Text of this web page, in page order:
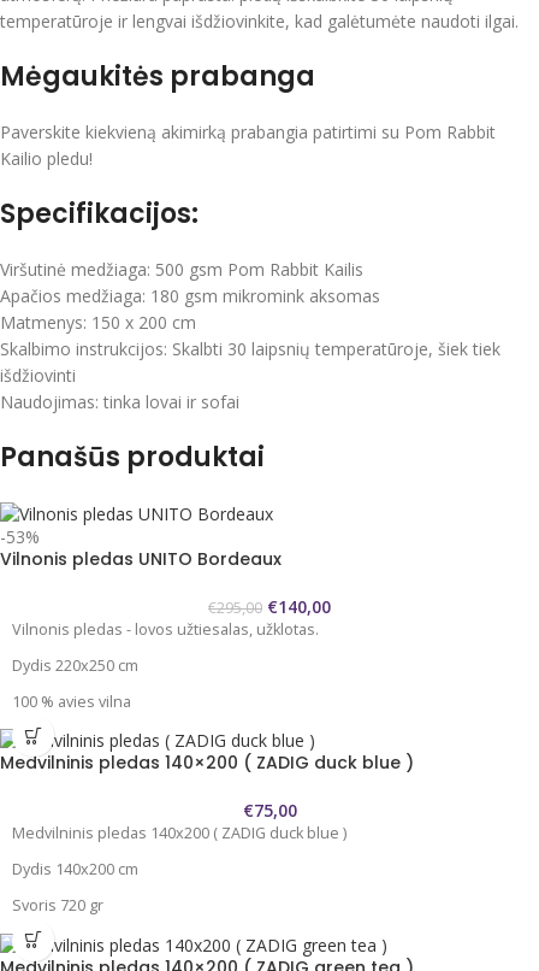
temperatūroje ir lengvai išdžiovinkite, kad galėtumėte naudoti ilgai.
Mėgaukitės prabanga
Paverskite kiekvieną akimirką prabangia patirtimi su Pom Rabbit
Kailio pledu!
Specifikacijos:
Viršutinė medžiaga: 500 gsm Pom Rabbit Kailis
Apačios medžiaga: 180 gsm mikromink aksomas
Matmenys: 150 x 200 cm
Skalbimo instrukcijos: Skalbti 30 laipsnių temperatūroje, šiek tiek
išdžiovinti
Naudojimas: tinka lovai ir sofai
Panašūs produktai
-53%
Vilnonis pledas UNITO Bordeaux
€295,00 €140,00
Vilnonis pledas - lovos užtiesalas, užklotas.
Dydis 220x250 cm
100 % avies vilna
Bordo-raudonos spalvos.
Pledas plonas , bet labai šiltas jaukus.
Pledo abi pusės vienodos spalvos.
Šie pledai pasižymi švelnumu, "nekanda" kaip dauguma vilnonių
produktų. Dėka specialios apdirbimo technologijos švelnumu
Tinkamas ne tik užsikloti, bet ir kaip stilinga lovatiesė ar antklodė.
Atspalvis gali šiek tiek skirtis nuo matomo ekrane.
Medvilninis pledas 140×200 ( ZADIG duck blue )
€75,00
Medvilninis pledas 140x200 ( ZADIG duck blue )
Dydis 140x200 cm
Svoris 720 gr
Atitinka OEKO-TEX Standart 100